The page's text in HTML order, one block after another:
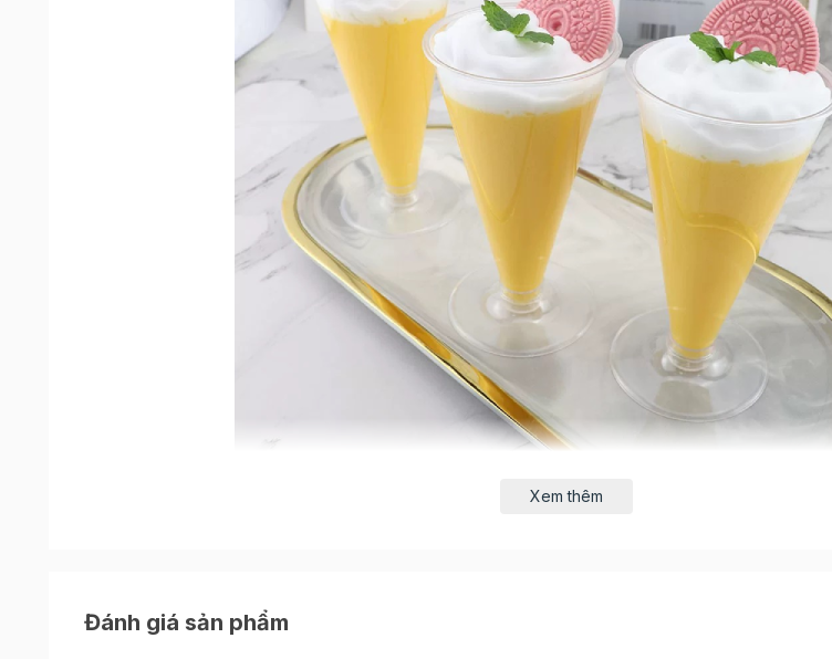
Ly nhựa có đặc điểm nhỏ gọn, phù hợp với mục đích sử dụng của gia đình và hàng quán.
Xem thêm
Đánh giá sản phẩm